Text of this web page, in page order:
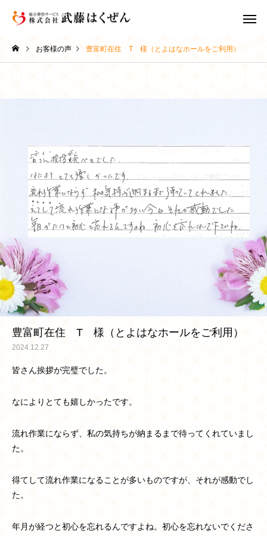
直葬・火葬式
会員制度 ま
ラブ
葬儀豆知識
お葬式の全体像と2日間の
スケジュール｜初めての方
でも安心｜稚内の葬儀社が
丁寧に解説
葬儀豆知識
お葬式の費用の内訳と
場・事前相談のすすめ
内の葬儀社がわかりや
解説
お客様の声 豊富町在住 T 様（とよはなホールをご利用）
豊富町在住 T 様（とよはなホールをご利用）
2024.12.27
皆さん挨拶が完璧でした。
なによりとても嬉しかったです。
流れ作業にならず、私の気持ちが納まるまで待ってくれていまし
た。
得てして流れ作業になることが多いものですが、それが感動でし
た。
年月が経つと初心を忘れるんですよね。初心を忘れないでくださ